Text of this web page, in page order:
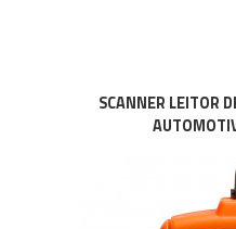
SCANNER LEITOR